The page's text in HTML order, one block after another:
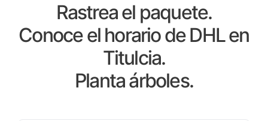
Rastrea el paquete.
Conoce el horario de DHL en
Titulcia.
Planta árboles.